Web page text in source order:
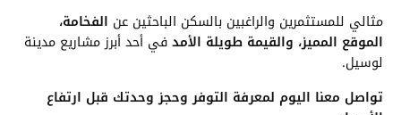
مثالي للمستثمرين والراغبين بالسكن الباحثين عن الفخامة،
الموقع المميز، والقيمة طويلة الأمدفي أحد أبرز مشاريع مدينة
لوسيل.
تواصل معنا اليوم لمعرفة التوفر وحجز وحدتك قبل ارتفاع